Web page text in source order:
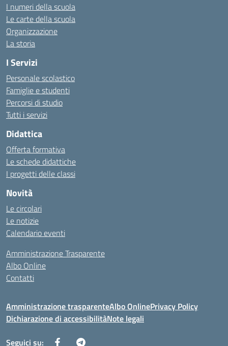
I numeri della scuola
Le carte della scuola
Organizzazione
La storia
I Servizi
Personale scolastico
Famiglie e studenti
Percorsi di studio
Tutti i servizi
Didattica
Offerta formativa
Le schede didattiche
I progetti delle classi
Novità
Le circolari
Le notizie
Calendario eventi
Amministrazione Trasparente
Albo Online
Contatti
Amministrazione trasparenteAlbo OnlinePrivacy Policy
Dichiarazione di accessibilitàNote legali
Seguici su: